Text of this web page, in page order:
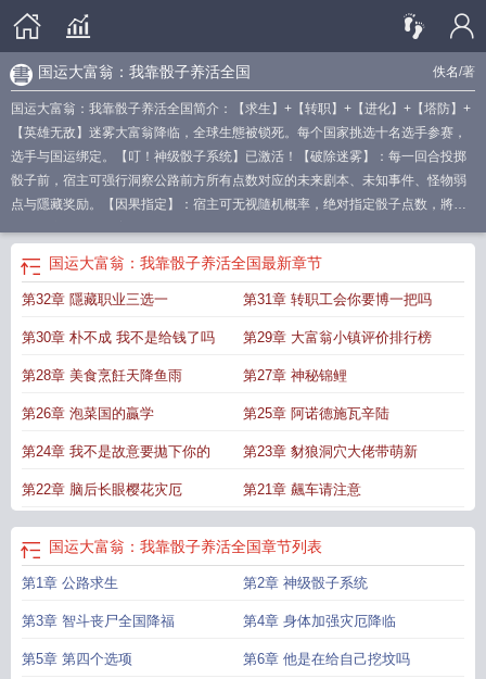
佚名/著
国运大富翁：我靠骰子养活全国
国运大富翁：我靠骰子养活全国简介：【求生】+【转职】+【进化】+【塔防】+
【英雄无敌】迷雾大富翁降临，全球生態被锁死。每个国家挑选十名选手参赛，
选手与国运绑定。【叮！神级骰子系统】已激活！【破除迷雾】：每一回合投掷
骰子前，宿主可强行洞察公路前方所有点数对应的未来剧本、未知事件、怪物弱
点与隱藏奖励。【因果指定】：宿主可无视隨机概率，绝对指定骰子点数，將隨
国运大佬
国运大富翁：我靠骰子养活全国最新章节
第32章 隱藏职业三选一 第31章 转职工会你要博一把吗
第30章 朴不成 我不是给钱了吗 第29章 大富翁小镇评价排行榜
第28章 美食烹飪天降鱼雨 第27章 神秘锦鲤
第26章 泡菜国的贏学 第25章 阿诺德施瓦辛陆
第24章 我不是故意要拋下你的 第23章 豺狼洞穴大佬带萌新
第22章 脑后长眼樱花灾厄 第21章 飆车请注意
国运大富翁：我靠骰子养活全国章节列表
第1章 公路求生 第2章 神级骰子系统
第3章 智斗丧尸全国降福 第4章 身体加强灾厄降临
第5章 第四个选项 第6章 他是在给自己挖坟吗